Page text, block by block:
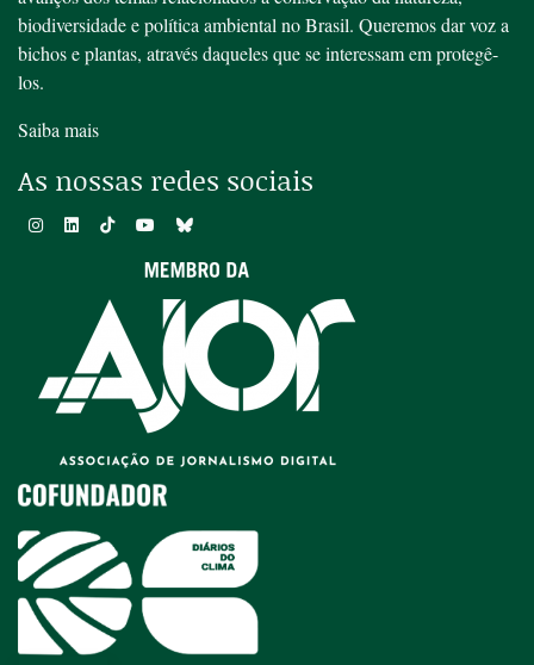
biodiversidade e política ambiental no Brasil. Queremos dar voz a
bichos e plantas, através daqueles que se interessam em protegê-
los.
Saiba mais
As nossas redes sociais